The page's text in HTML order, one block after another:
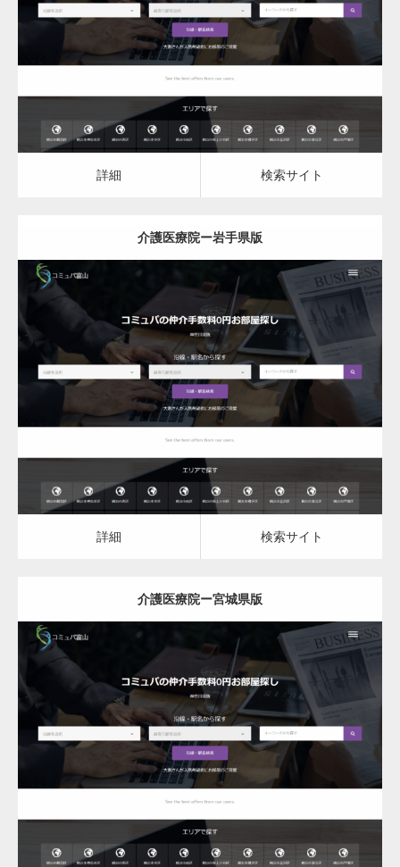
介護医療院
詳細 検索サイト
詳細 検索サイト
介護医療院ー岩手県版
更新日： 2023.03.09
介護医療院
詳細 検索サイト
詳細 検索サイト
介護医療院ー宮城県版
更新日： 2023.03.09
介護医療院
詳細 検索サイト